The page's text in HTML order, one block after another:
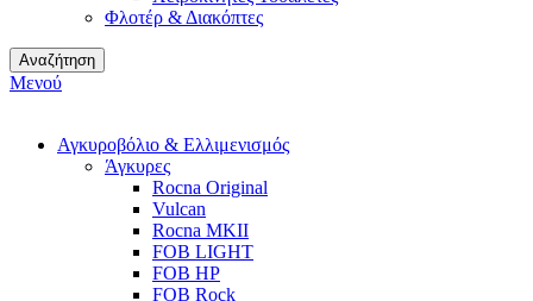
Φλοτέρ & Διακόπτες
Αναζήτηση
Μενού
Αγκυροβόλιο & Ελλιμενισμός
Άγκυρες
Rocna Original
Vulcan
Rocna MKII
FOB LIGHT
FOB HP
FOB Rock